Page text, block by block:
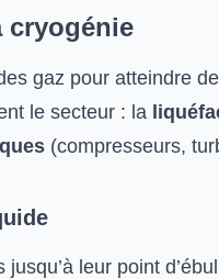
cryogénie
gaz pour atteindre
le secteur : la
(compresseurs,
leur point